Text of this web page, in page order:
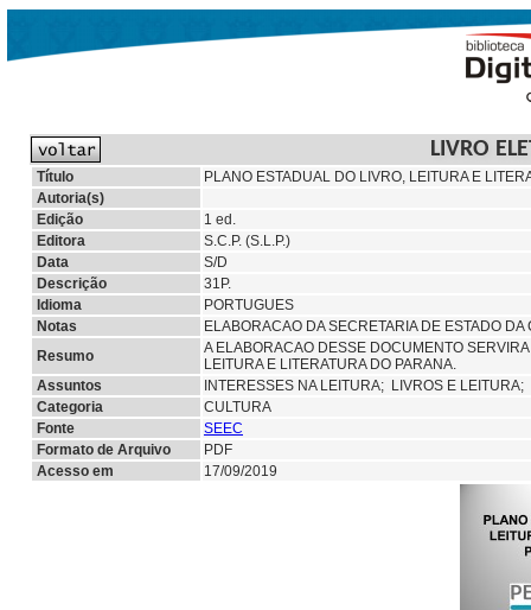
LIVRO
Título
PLANO ESTADUAL DO LIVRO, LEITURA E
Autoria(s)
Edição
1 ed.
Editora
S.C.P. (S.L.P.)
Data
S/D
Descrição
31P.
Idioma
PORTUGUES
Notas
ELABORACAO DA SECRETARIA DE ESTADO
Resumo
A ELABORACAO DESSE DOCUMENTO
LEITURA E LITERATURA DO PARANA.
Assuntos
INTERESSES NA LEITURA; LIVROS E LEITURA;
Categoria
CULTURA
Fonte
SEEC
Formato de Arquivo
PDF
Acesso em
17/09/2019